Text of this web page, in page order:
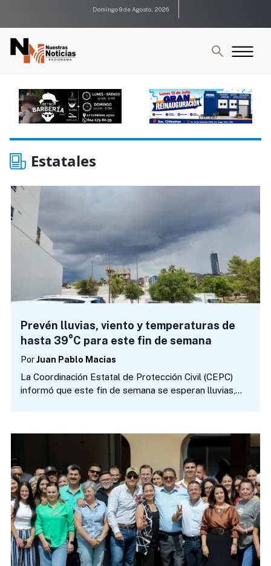
Domingo 9 de Agosto, 2026
Estatales
Prevén lluvias, viento y temperaturas de
hasta 39°C para este fin de semana
Por Juan Pablo Macias
La Coordinación Estatal de Protección Civil (CEPC)
informó que este fin de semana se esperan lluvias,